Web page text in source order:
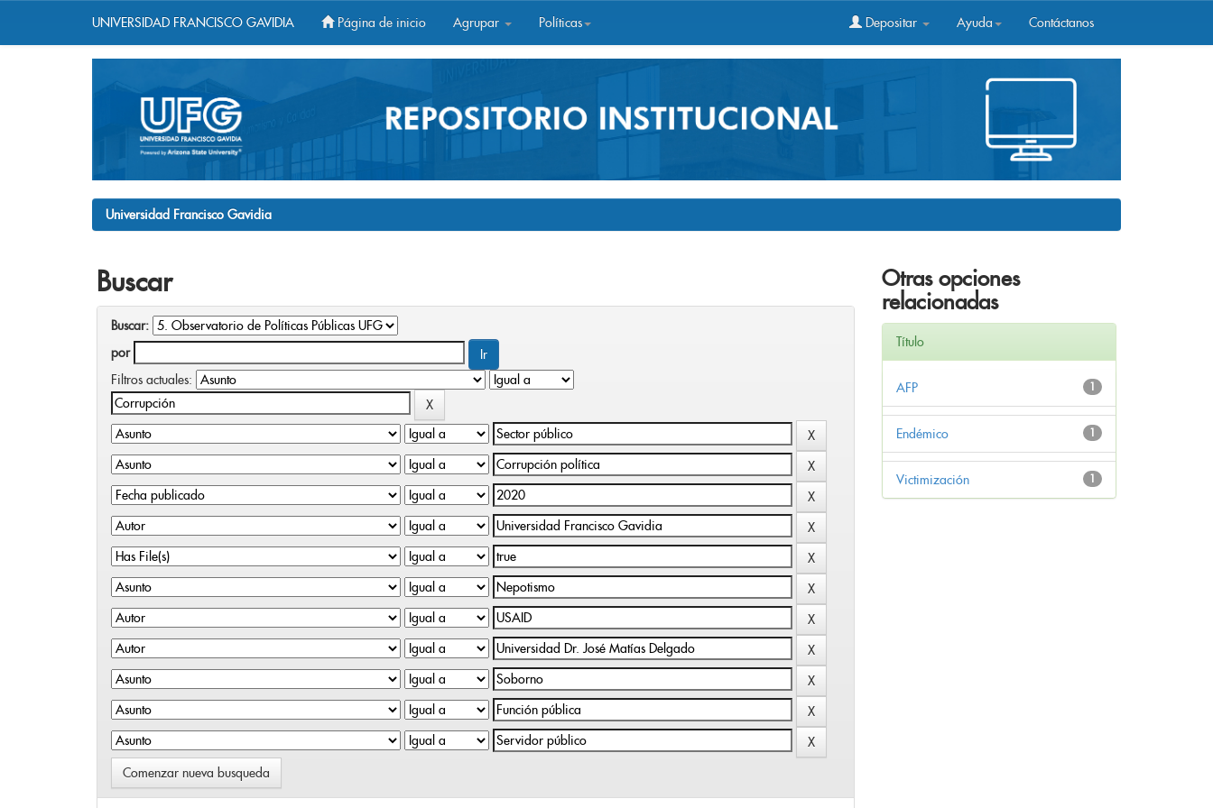
UNIVERSIDAD FRANCISCO GAVIDIA Página de inicio Agrupar Políticas Depositar Ayuda Contáctanos
Universidad Francisco Gavidia
Buscar
Buscar:
por
Filtros actuales:
Comenzar nueva busqueda
Otras opciones
relacionadas
Título
1
AFP
1
Endémico
1
Victimización